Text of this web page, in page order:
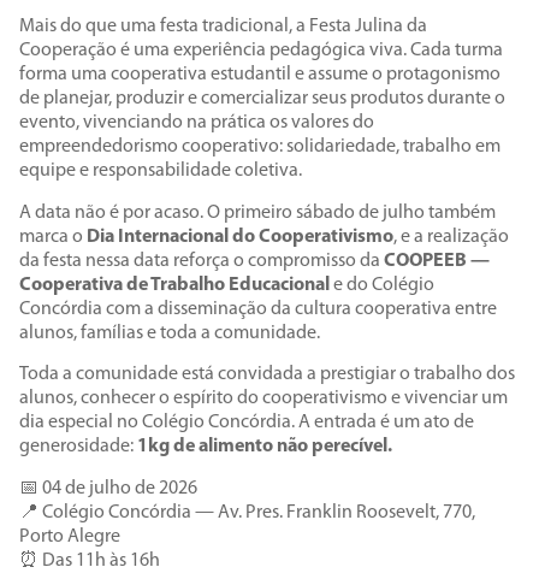
Mais do que uma festa tradicional, a Festa Julina da
Cooperação é uma experiência pedagógica viva. Cada turma
forma uma cooperativa estudantil e assume o protagonismo
de planejar, produzir e comercializar seus produtos durante o
evento, vivenciando na prática os valores do
empreendedorismo cooperativo: solidariedade, trabalho em
equipe e responsabilidade coletiva.
A data não é por acaso. O primeiro sábado de julho também
marca o Dia Internacional do Cooperativismo, e a realização
da festa nessa data reforça o compromisso da COOPEEB —
Cooperativa de Trabalho Educacional e do Colégio
Concórdia com a disseminação da cultura cooperativa entre
alunos, famílias e toda a comunidade.
Toda a comunidade está convidada a prestigiar o trabalho dos
alunos, conhecer o espírito do cooperativismo e vivenciar um
dia especial no Colégio Concórdia. A entrada é um ato de
generosidade: 1kg de alimento não perecível.
📅 04 de julho de 2026
📍 Colégio Concórdia — Av. Pres. Franklin Roosevelt, 770,
Porto Alegre
⏰ Das 11h às 16h